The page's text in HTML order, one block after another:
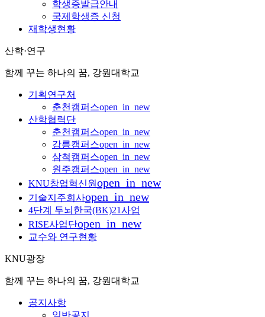
학생증발급안내
국제학생증 신청
재학생현황
산학·연구
함께 꾸는 하나의 꿈, 강원대학교
기획연구처
춘천캠퍼스open_in_new
산학협력단
춘천캠퍼스open_in_new
강릉캠퍼스open_in_new
삼척캠퍼스open_in_new
원주캠퍼스open_in_new
KNU창업혁신원open_in_new
기술지주회사open_in_new
4단계 두뇌한국(BK)21사업
RISE사업단open_in_new
교수와 연구현황
KNU광장
함께 꾸는 하나의 꿈, 강원대학교
공지사항
일반공지